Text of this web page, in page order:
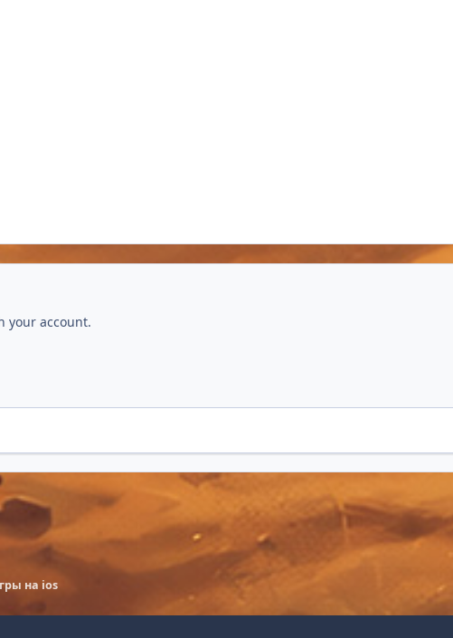
your account.
на ios